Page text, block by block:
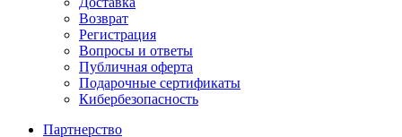
Возврат
Регистрация
Вопросы и ответы
Публичная оферта
Подарочные сертификаты
Кибербезопасность
Партнерство